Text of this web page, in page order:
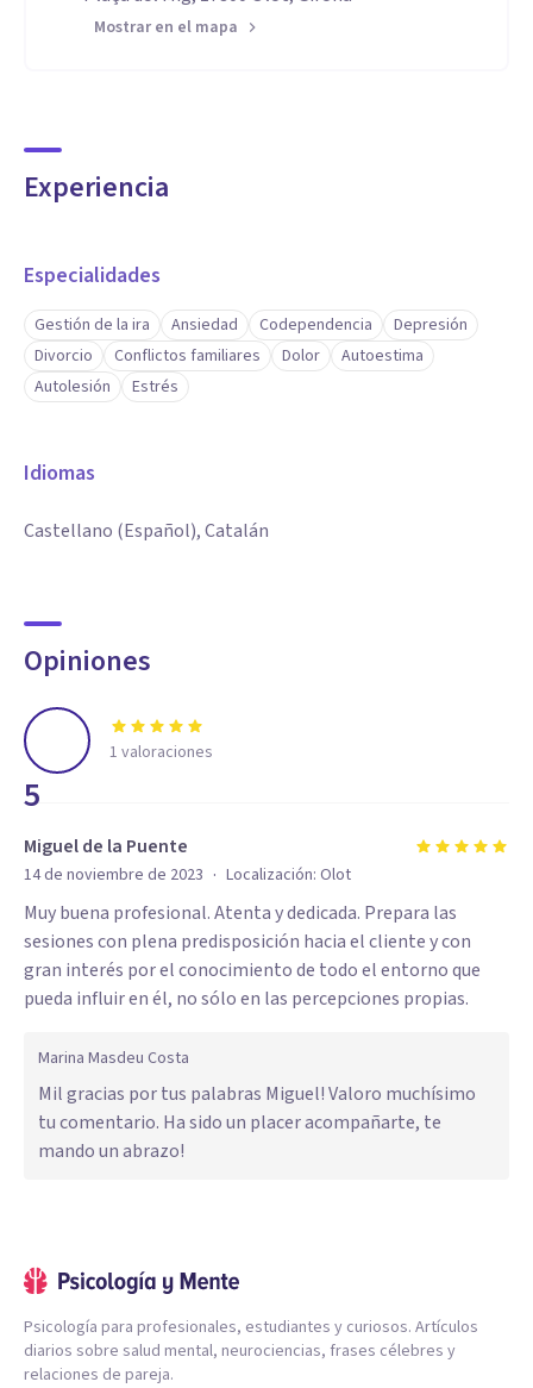
Mostrar en el mapa
Experiencia
Especialidades
Gestión de la ira Ansiedad Codependencia
Depresión
Divorcio
Conflictos familiares Dolor
Autoestima
Autolesión
Estrés
Idiomas
Castellano (Español), Catalán
Opiniones
5
1 valoraciones
Miguel de la Puente
14 de noviembre de 2023 · Localización: Olot
Muy buena profesional. Atenta y dedicada. Prepara las
sesiones con plena predisposición hacia el cliente y con
gran interés por el conocimiento de todo el entorno que
pueda influir en él, no sólo en las percepciones propias.
Marina Masdeu Costa
Mil gracias por tus palabras Miguel! Valoro muchísimo
tu comentario. Ha sido un placer acompañarte, te
mando un abrazo!
Psicología para profesionales, estudiantes y curiosos. Artículos
diarios sobre salud mental, neurociencias, frases célebres y
relaciones de pareja.